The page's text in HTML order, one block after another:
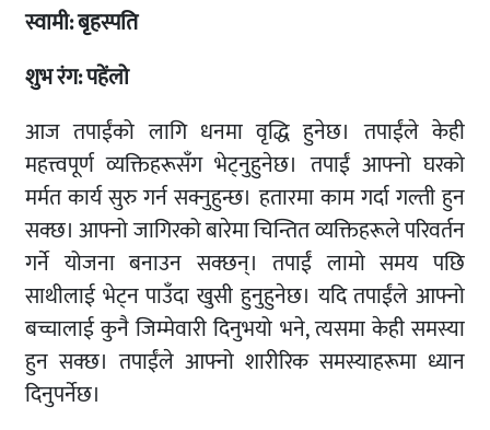
स्वामी: बृहस्पति
शुभ रंग: पहेंलो
आज तपाईंको लागि धनमा वृद्धि हुनेछ। तपाईंले केही
महत्त्वपूर्ण व्यक्तिहरूसँग भेट्नुहुनेछ। तपाईं आफ्नो घरको
मर्मत कार्य सुरु गर्न सक्नुहुन्छ। हतारमा काम गर्दा गल्ती हुन
सक्छ। आफ्नो जागिरको बारेमा चिन्तित व्यक्तिहरूले परिवर्तन
गर्ने योजना बनाउन सक्छन्। तपाईं लामो समय पछि
साथीलाई भेट्न पाउँदा खुसी हुनुहुनेछ। यदि तपाईंले आफ्नो
बच्चालाई कुनै जिम्मेवारी दिनुभयो भने, त्यसमा केही समस्या
हुन सक्छ। तपाईंले आफ्नो शारीरिक समस्याहरूमा ध्यान
दिनुपर्नेछ।